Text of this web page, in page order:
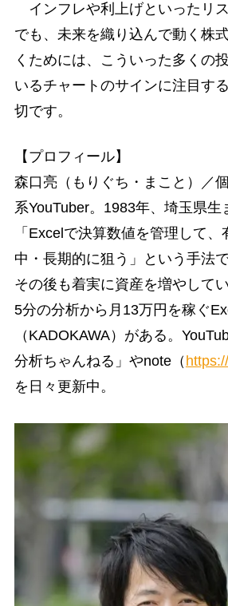
インフレや利上げといったリ
でも、未来を織り込んで動く株
くためには、こういった多くの
いるチャートのサインに注目す
切です。
【プロフィール】
森口亮（もりぐち・まこと）／
系YouTuber。1983年、埼玉県生
「Excelで決算数値を管理して、
中・長期的に狙う」という手法
その後も着実に資産を増やして
5分の分析から月13万円を稼ぐ
（KADOKAWA）がある。
分析ちゃんねる」やnote（
を日々更新中。